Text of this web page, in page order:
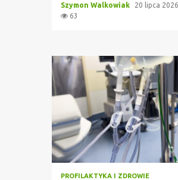
Szymon Walkowiak
20 lipca 2026
63
PROFILAKTYKA I ZDROWIE